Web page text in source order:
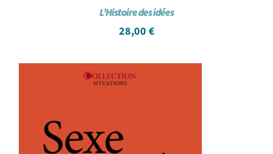
L’Histoire des idées
28,00 €